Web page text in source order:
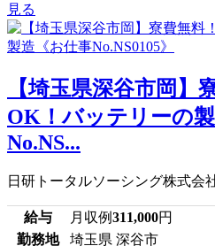
見る
【埼玉県深谷市岡】
OK！バッテリーの
No.NS...
日研トータルソーシング株式会
給与 月収例311,000円
勤務地
埼玉県 深谷市